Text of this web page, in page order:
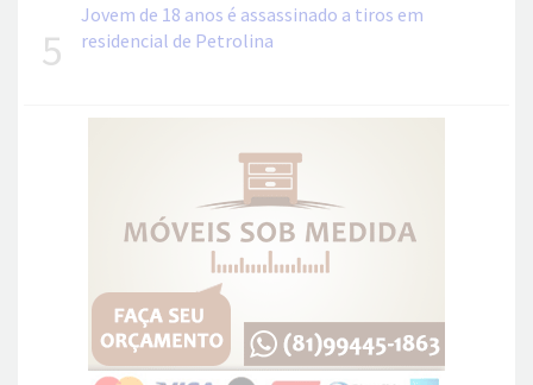
5
Jovem de 18 anos é assassinado a tiros em
residencial de Petrolina